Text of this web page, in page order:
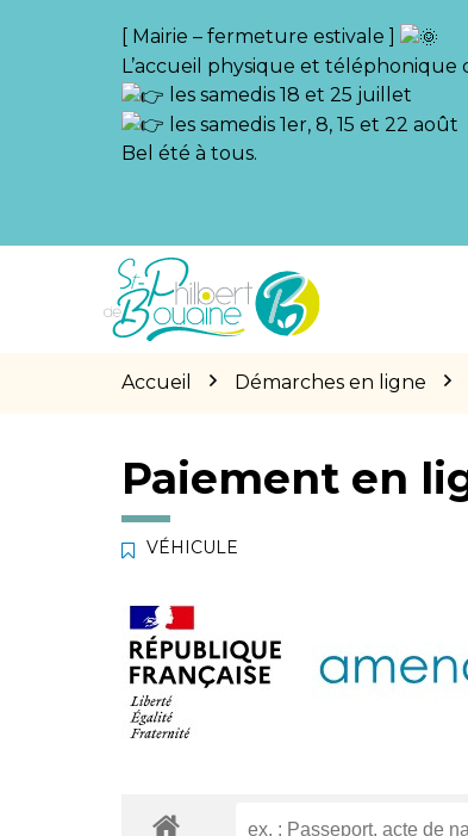
[ Mairie – fermeture estivale ]
L’accueil physique et téléphonique
les samedis 18 et 25 juillet
les samedis 1er, 8, 15 et 22 août
Bel été à tous.
Accueil Démarches en ligne
Paiement en
VÉHICULE